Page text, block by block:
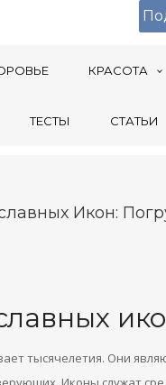
КРАСОТА
ТЕСТЫ СТАТЬИ
Икон:
тысячелетия. Они